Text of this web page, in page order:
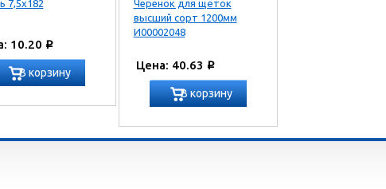
7,5х182
10.20 Р
В корзину
Черенок для щёток
высший сорт 1200мм
И00002048
Цена: 40.63 Р
В корзину